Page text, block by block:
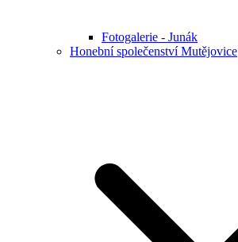
Fotogalerie - Junák
Honební společenství Mutějovice